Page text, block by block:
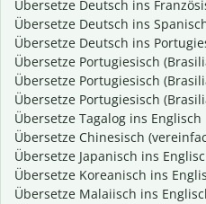
Übersetze Deutsch ins
Übersetze Deutsch ins
Übersetze Deutsch ins
Übersetze Portugiesisch
Übersetze Portugiesisch
Übersetze Portugiesisch
Übersetze Tagalog ins Englisch
Übersetze Chinesisch
Übersetze Japanisch ins
Übersetze Koreanisch ins
Übersetze Malaiisch ins